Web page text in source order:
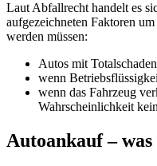
Laut Abfallrecht handelt es
aufgezeichneten Faktoren
werden müssen:
Autos mit Totalschaden
wenn
wenn das Fahrzeug
Wahrscheinlichkeit
Autoankauf –